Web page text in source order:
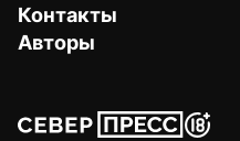
Контакты
Авторы